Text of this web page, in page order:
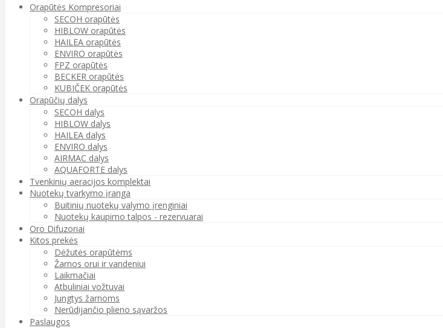
Orapūtės Kompresoriai
SECOH orapūtės
HIBLOW orapūtės
HAILEA orapūtės
ENVIRO orapūtės
FPZ orapūtės
BECKER orapūtės
KUBIČEK orapūtės
Orapūčių dalys
SECOH dalys
HIBLOW dalys
HAILEA dalys
ENVIRO dalys
AIRMAC dalys
AQUAFORTE dalys
Tvenkinių aeracijos komplektai
Nuotekų tvarkymo įranga
Buitinių nuotekų valymo įrenginiai
Nuotekų kaupimo talpos - rezervuarai
Oro Difuzoriai
Kitos prekės
Dėžutės orapūtėms
Žarnos orui ir vandeniui
Laikmačiai
Atbuliniai vožtuvai
Jungtys žarnoms
Nerūdijančio plieno sąvaržos
Paslaugos